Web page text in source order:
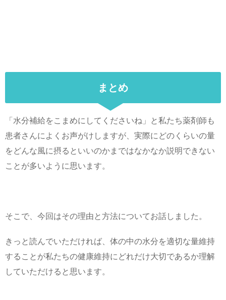
まとめ
「水分補給をこまめにしてくださいね」と私たち薬剤師も
患者さんによくお声がけしますが、実際にどのくらいの量
をどんな風に摂るといいのかまではなかなか説明できない
ことが多いように思います。
そこで、今回はその理由と方法についてお話しました。
きっと読んでいただければ、体の中の水分を適切な量維持
することが私たちの健康維持にどれだけ大切であるか理解
していただけると思います。